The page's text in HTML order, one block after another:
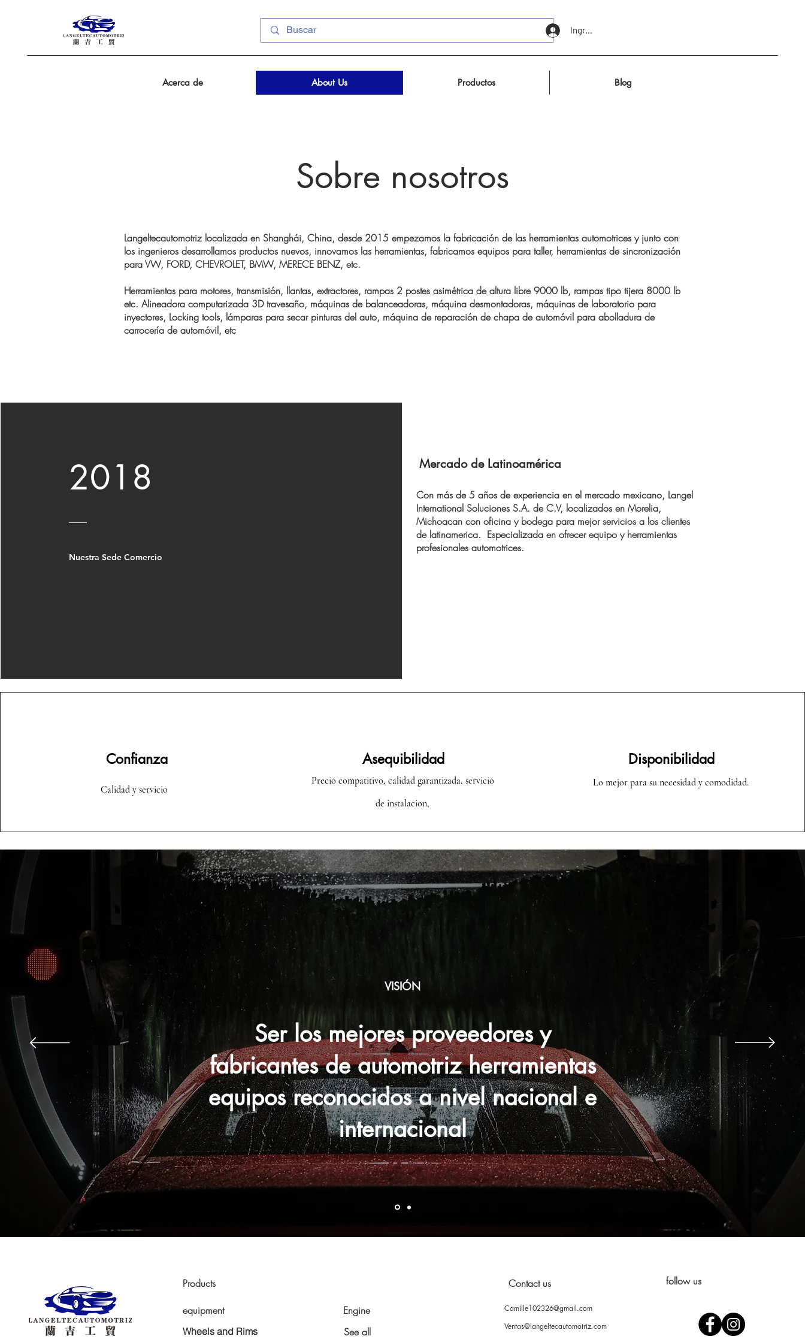
Ingresar
Acerca de About Us Productos Blog
Sobre nosotros
Langeltecautomotriz localizada en Shanghái, China, desde 2015 empezamos la fabricación de las herramientas automotrices y junto con
los ingenieros desarrollamos productos nuevos, innovamos las herramientas, fabricamos equipos para taller, herramientas de sincronización
para VW, FORD, CHEVROLET, BMW, MERECE BENZ, etc.
Herramientas para motores, transmisión, llantas, extractores, rampas 2 postes asimétrica de altura libre 9000 lb, rampas tipo tijera 8000 lb
etc. Alineadora computarizada 3D travesaño, máquinas de balanceadoras, máquina desmontadoras, máquinas de laboratorio para
inyectores, Locking tools, lámparas para secar pinturas del auto, máquina de reparación de chapa de automóvil para abolladura de
carrocería de automóvil, etc
2018
Nuestra Sede Comercio
Mercado de Latinoamérica
Con más de 5 años de experiencia en el mercado mexicano, Langel
International Soluciones S.A. de C.V, localizados en Morelia,
Michoacan con oficina y bodega para mejor servicios a los clientes
de latinamerica. Especializada en ofrecer equipo y herramientas
profesionales automotrices.
Confianza
Calidad y servicio
Asequibilidad
Precio compatitivo, calidad garantizada, servicio
de instalacion,
Disponibilidad
Lo mejor para su necesidad y comodidad.
VISIÓN
Ser los mejores proveedores y
fabricantes de automotriz herramientas
equipos reconocidos a nivel nacional e
internacional
Products
equipment
Wheels and Rims
Engine
See all
Contact us
Camille102326@gmail.com
Ventas@langeltecautomotriz.com
follow us